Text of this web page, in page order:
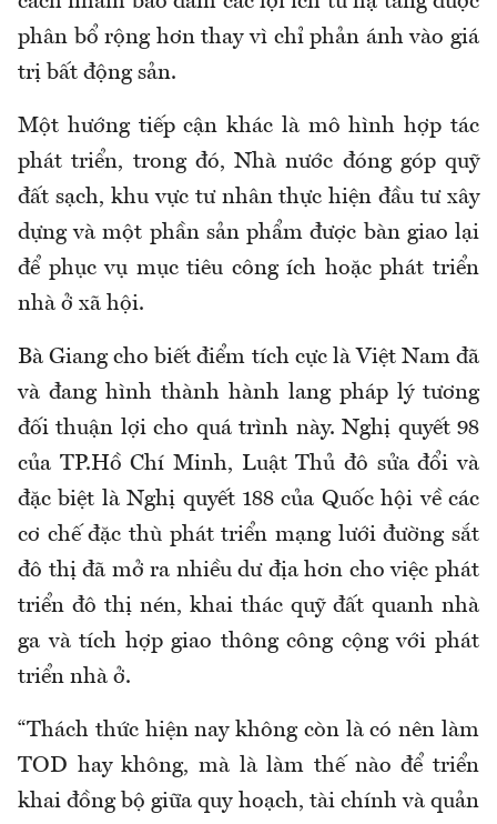
phân bổ rộng hơn thay vì chỉ phản ánh vào giá
trị bất động sản.
Một hướng tiếp cận khác là mô hình hợp tác
phát triển, trong đó, Nhà nước đóng góp quỹ
đất sạch, khu vực tư nhân thực hiện đầu tư xây
dựng và một phần sản phẩm được bàn giao lại
để phục vụ mục tiêu công ích hoặc phát triển
nhà ở xã hội.
Bà Giang cho biết điểm tích cực là Việt Nam đã
và đang hình thành hành lang pháp lý tương
đối thuận lợi cho quá trình này. Nghị quyết 98
của TP.Hồ Chí Minh, Luật Thủ đô sửa đổi và
đặc biệt là Nghị quyết 188 của Quốc hội về các
cơ chế đặc thù phát triển mạng lưới đường sắt
đô thị đã mở ra nhiều dư địa hơn cho việc phát
triển đô thị nén, khai thác quỹ đất quanh nhà
ga và tích hợp giao thông công cộng với phát
triển nhà ở.
“Thách thức hiện nay không còn là có nên làm
TOD hay không, mà là làm thế nào để triển
khai đồng bộ giữa quy hoạch, tài chính và quản